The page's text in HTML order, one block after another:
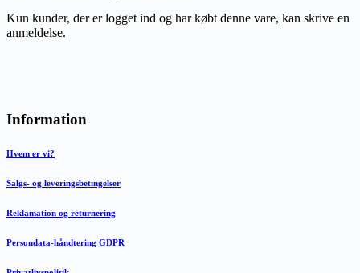
Kun kunder, der er logget ind og har købt denne vare, kan skrive en
anmeldelse.
Information
Hvem er vi?
Salgs- og leveringsbetingelser
Reklamation og returnering
Persondata-håndtering GDPR